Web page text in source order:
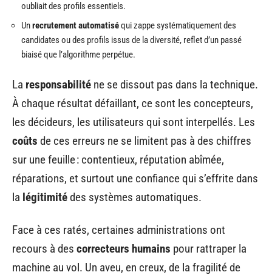
oubliait des profils essentiels.
Unrecrutement automatiséqui zappe systématiquement des
candidates ou des profils issus de la diversité, reflet d’un passé
biaisé que l’algorithme perpétue.
La responsabilité ne se dissout pas dans la technique.
À chaque résultat défaillant, ce sont les concepteurs,
les décideurs, les utilisateurs qui sont interpellés. Les
coûts de ces erreurs ne se limitent pas à des chiffres
sur une feuille : contentieux, réputation abîmée,
réparations, et surtout une confiance qui s’effrite dans
la légitimitédes systèmes automatiques.
Face à ces ratés, certaines administrations ont
recours à des correcteurs humains pour rattraper la
machine au vol. Un aveu, en creux, de la fragilité de